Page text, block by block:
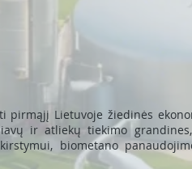
Lietuvoje žiedinės
ir atliekų tiekimo
biometano